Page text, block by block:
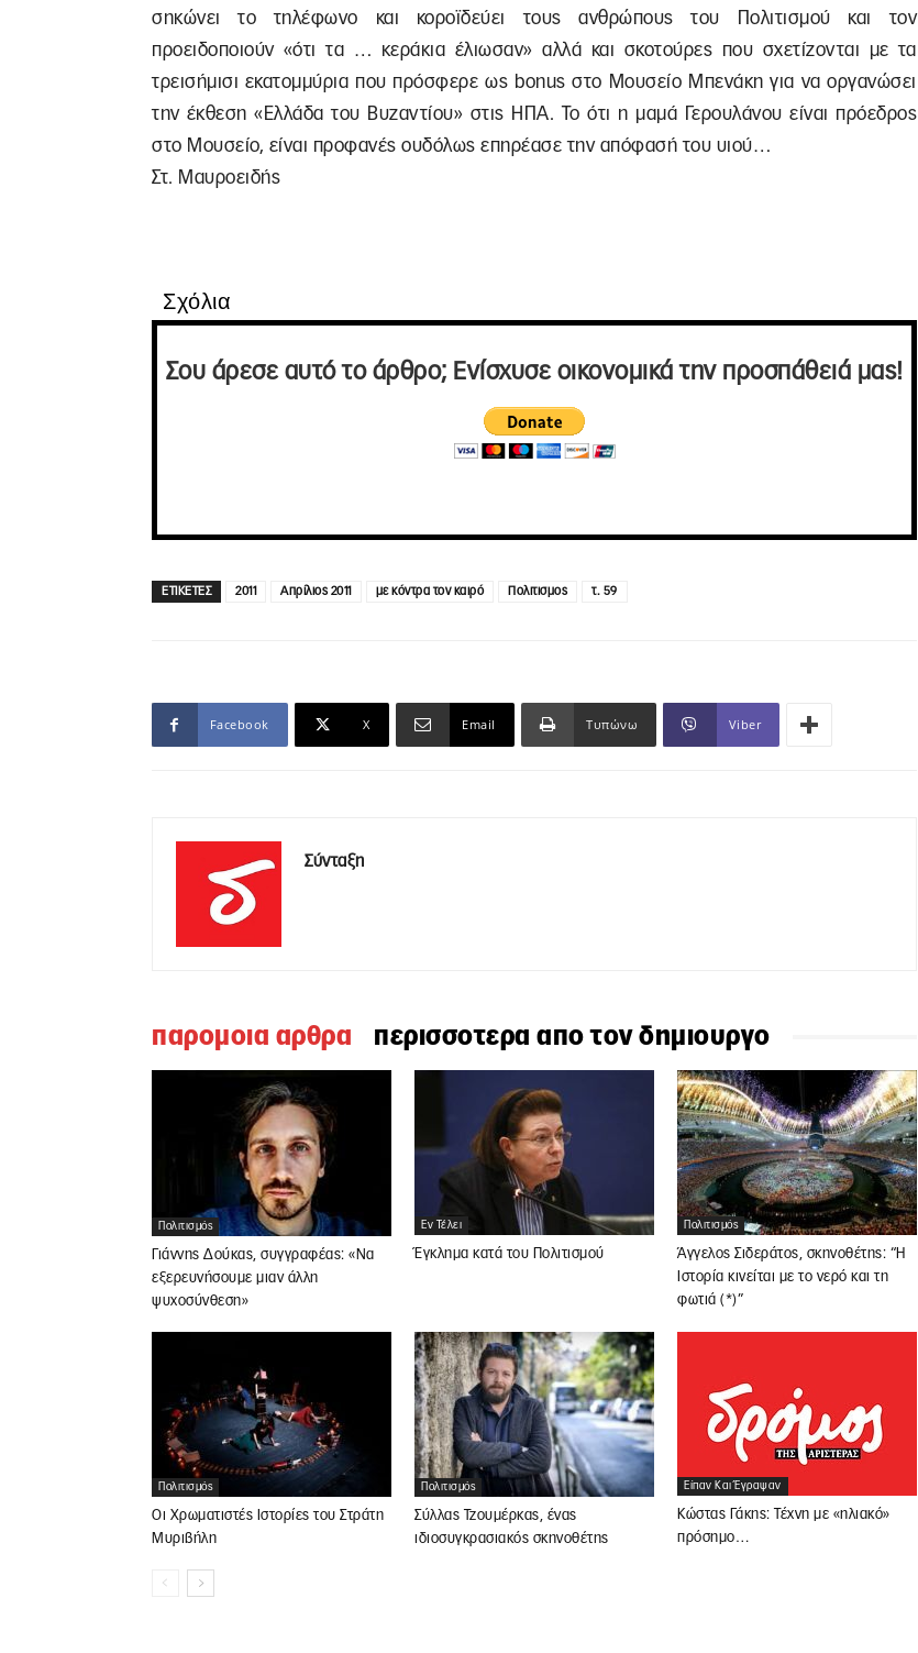
σηκώνει το τηλέφωνο και κοροϊδεύει τους ανθρώπους του Πολιτισμού και τον
προειδοποιούν «ότι τα … κεράκια έλιωσαν» αλλά και σκοτούρες που σχετίζονται με τα
τρεισήμισι εκατομμύρια που πρόσφερε ως bonus στο Μουσείο Μπενάκη για να οργανώσει
την έκθεση «Ελλάδα του Βυζαντίου» στις ΗΠΑ. Το ότι η μαμά Γερουλάνου είναι πρόεδρος
στο Μουσείο, είναι προφανές ουδόλως επηρέασε την απόφασή του υιού…
Στ. Μαυροειδής
Σχόλια
Σου άρεσε αυτό το άρθρο; Ενίσχυσε οικονομικά την προσπάθειά μας!
ΕΤΙΚΕΤΕΣ 2011 Απρίλιος 2011 με κόντρα τον καιρό Πολιτισμος τ. 59
Facebook X Email Τυπώνω Viber
Σύνταξη
παρομοια αρθρα περισσοτερα απο τον δημιουργο
Πολιτισμός
Γιάννης Δούκας, συγγραφέας: «Να
εξερευνήσουμε μιαν άλλη
ψυχοσύνθεση»
Εν Τέλει
Έγκλημα κατά του Πολιτισμού
Πολιτισμός
Άγγελος Σιδεράτος, σκηνοθέτης: “Η
Ιστορία κινείται με το νερό και τη
φωτιά (*)”
Πολιτισμός
Οι Χρωματιστές Ιστορίες του Στράτη
Μυριβήλη
Πολιτισμός
Σύλλας Τζουμέρκας, ένας
ιδιοσυγκρασιακός σκηνοθέτης
Είπαν Και Έγραψαν
Κώστας Γάκης: Τέχνη με «ηλιακό»
πρόσημο…